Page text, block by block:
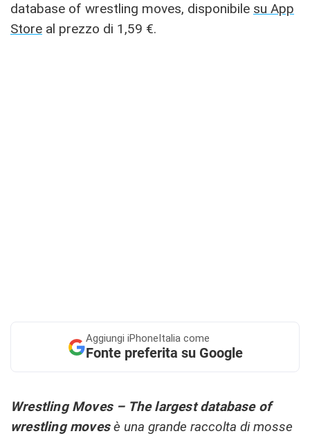
database of wrestling moves, disponibile su App
Store al prezzo di 1,59 €.
Aggiungi iPhoneItalia come
Fonte preferita su Google
Wrestling Moves – The largest database of
wrestling moves è una grande raccolta di mosse